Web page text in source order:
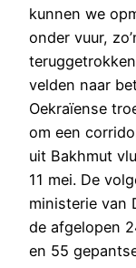
kunnen we
onder vuur,
velden naar
Oekraïense
om een
uit Bakhmut
11 mei. De
ministerie van
de afgelopen
en 55